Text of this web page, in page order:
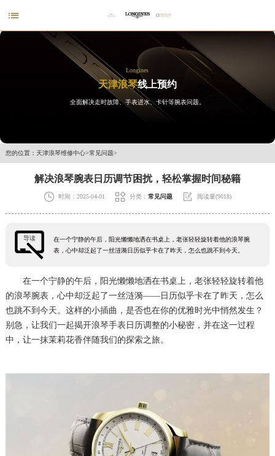

Longines
天津浪琴线上预约
全面解决走时故障、手表进水、卡针等腕表问题。
您的位置： 天津浪琴维修中心>常见问题>
解决浪琴腕表日历调节困扰，轻松掌握时间秘籍
 时间：2025-04-01  分类： 常见问题  阅读量(9018)
导读
在一个宁静的午后，阳光懒懒地洒在书桌上，老张轻轻旋转着他的浪琴腕
表，心中却泛起了一丝涟漪日历似乎卡在了昨天，怎么也跳不到今天。
在一个宁静的午后，阳光懒懒地洒在书桌上，老张轻轻旋转着他
的浪琴腕表，心中却泛起了一丝涟漪——日历似乎卡在了昨天，怎么
也跳不到今天。这样的小插曲，是否也在你的优雅时光中悄然发生？
别急，让我们一起揭开浪琴手表日历调整的小秘密，并在这一过程
中，让一抹茉莉花香伴随我们的探索之旅。